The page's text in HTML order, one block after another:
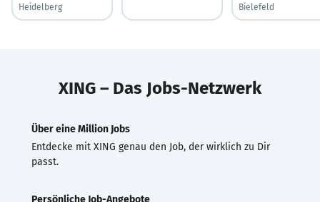
Heidelberg
Bielefeld
XING – Das Jobs-Netzwerk
Über eine Million Jobs
Entdecke mit XING genau den Job, der wirklich zu Dir
passt.
Persönliche Job-Angebote